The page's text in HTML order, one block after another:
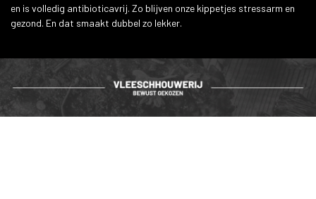
en is volledig antibioticavrij. Zo blijven onze kippetjes stressarm en
gezond. En dat smaakt dubbel zo lekker.